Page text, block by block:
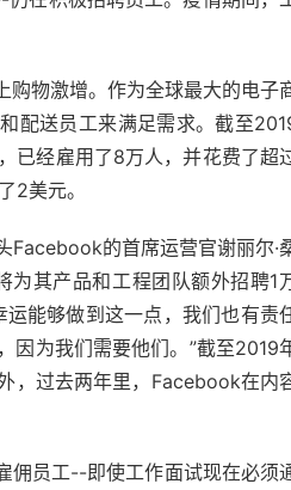
购物激增。作为全球最大的电子
配送员工来满足需求。截至
已经雇用了8万人，并花费了超
2美元。
Facebook的首席运营官谢丽尔·
其产品和工程团队额外招聘1
能够做到这一点，我们也有责
因为我们需要他们。”截至2019
，过去两年里，Facebook在内
佣员工--即使工作面试现在必须